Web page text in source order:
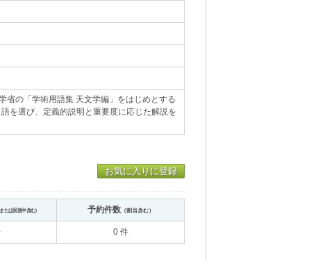
省の「学術用語集 天文学編」をはじめとする
を選び、定義的説明と重要度に応じた解説を
お気に入りに登録
たは回送中含む） 予約件数（割当含む）
0 件